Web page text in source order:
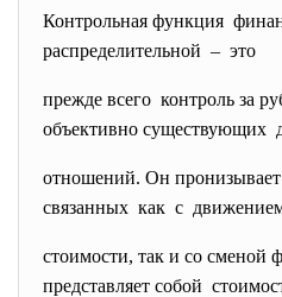
Контрольная функция
распределительной – это
прежде всего контроль за
объективно существующих
отношений. Он
связанных как с
стоимости, так и со сменой
представляет собой